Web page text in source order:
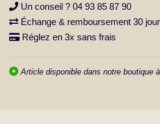
Un conseil ? 04 93 85 87 90
Échange & remboursement 30
Réglez en 3x sans frais
Article disponible dans notre boutique à